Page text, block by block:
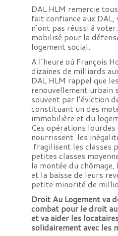
DAL HLM remercie
fait confiance aux DAL,
n’ont pas réussi à
mobilisé pour la
logement social.
A l’heure où François
dizaines de milliards
DAL HLM rappel que
renouvellement urbain
souvent par l’éviction
constituant un des
immobilière et du
Ces opérations lourdes
nourrissent les
fragilisent les classes
petites classes
la montée du
et la baisse de leurs
petite minorité de
Droit Au Logement va
combat pour le droit
et va aider les
solidairement avec les